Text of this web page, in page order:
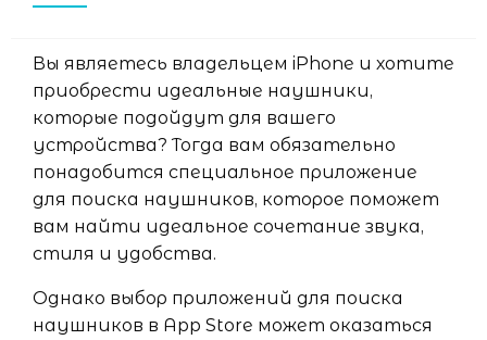
Вы являетесь владельцем iPhone и хотите
приобрести идеальные наушники,
которые подойдут для вашего
устройства? Тогда вам обязательно
понадобится специальное приложение
для поиска наушников, которое поможет
вам найти идеальное сочетание звука,
стиля и удобства.
Однако выбор приложений для поиска
наушников в App Store может оказаться